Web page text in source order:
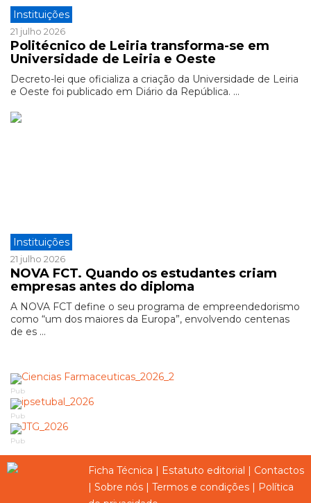
Instituições
21 julho 2026
Politécnico de Leiria transforma-se em
Universidade de Leiria e Oeste
Decreto-lei que oficializa a criação da Universidade de Leiria
e Oeste foi publicado em Diário da República. ...
Instituições
21 julho 2026
NOVA FCT. Quando os estudantes criam
empresas antes do diploma
A NOVA FCT define o seu programa de empreendedorismo
como “um dos maiores da Europa”, envolvendo centenas
de es ...
Pub
Pub
Pub
Ficha Técnica | Estatuto editorial | Contactos
| Sobre nós | Termos e condições | Política